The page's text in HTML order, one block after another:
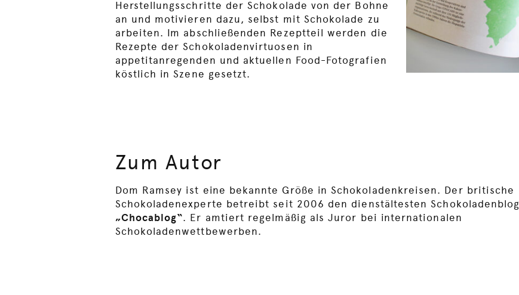
Herstellungsschritte der Schokolade von der Bohne
an und motivieren dazu, selbst mit Schokolade zu
arbeiten. Im abschließenden Rezeptteil werden die
Rezepte der Schokoladenvirtuosen in
appetitanregenden und aktuellen Food-Fotografien
köstlich in Szene gesetzt.
Zum Autor
Dom Ramsey ist eine bekannte Größe in Schokoladenkreisen. Der britische
Schokoladenexperte betreibt seit 2006 den dienstältesten Schokoladenblog
„Chocablog“. Er amtiert regelmäßig als Juror bei internationalen
Schokoladenwettbewerben.